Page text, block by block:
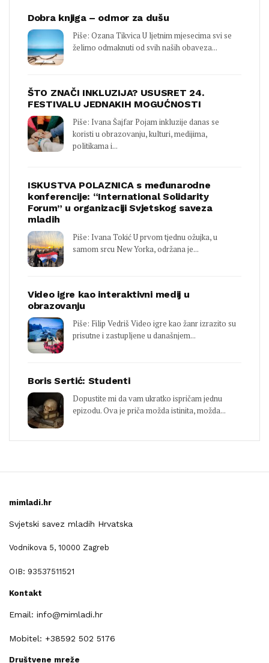
Dobra knjiga – odmor za dušu
Piše: Ozana Tikvica U ljetnim mjesecima svi se
želimo odmaknuti od svih naših obaveza...
ŠTO ZNAČI INKLUZIJA? USUSRET 24.
FESTIVALU JEDNAKIH MOGUĆNOSTI
Piše: Ivana Šajfar Pojam inkluzije danas se
koristi u obrazovanju, kulturi, medijima,
politikama i...
ISKUSTVA POLAZNICA s međunarodne
konferencije: “International Solidarity
Forum” u organizaciji Svjetskog saveza
mladih
Piše: Ivana Tokić U prvom tjednu ožujka, u
samom srcu New Yorka, održana je...
Video igre kao interaktivni medij u
obrazovanju
Piše: Filip Vedriš Video igre kao žanr izrazito su
prisutne i zastupljene u današnjem...
Boris Sertić: Studenti
Dopustite mi da vam ukratko ispričam jednu
epizodu. Ova je priča možda istinita, možda...
mimladi.hr
Svjetski savez mladih Hrvatska
Vodnikova 5, 10000 Zagreb
OIB: 93537511521
Kontakt
Email: info@mimladi.hr
Mobitel: +38592 502 5176
Društvene mreže